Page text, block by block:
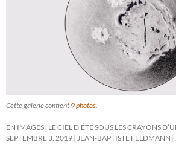
Cette galerie contient 9 photos
EN IMAGES : LE CIEL D’ÉTÉ SOUS LES CRAYONS
SEPTEMBRE 3, 2019
JEAN-BAPTISTE FELDMANN